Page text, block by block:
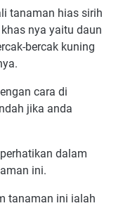
tanaman hias sirih
nya yaitu daun
bercak kuning
cara di
jika anda
dalam
ini.
tanaman ini ialah